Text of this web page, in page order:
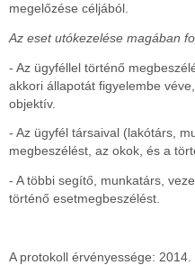
megelőzése céljából.
Az eset utókezelése magában
- Az ügyféllel történő
akkori állapotát figyelembe
objektív.
- Az ügyfél társaival (lakótárs,
megbeszélést, az okok, és a
- A többi segítő, munkatárs,
történő esetmegbeszélést.
A protokoll érvényessége: